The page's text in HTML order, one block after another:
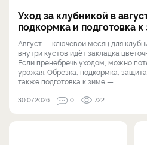
Уход за клубникой в
подкормка и подготовка
Август — ключевой месяц для
внутри кустов идёт закладка
Если пренебречь уходом, можно
урожая. Обрезка, подкормка,
также подготовка к зиме — ...
30.07.2026 0 722